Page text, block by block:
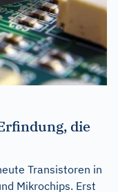
die
Transistoren in
Mikrochips. Erst